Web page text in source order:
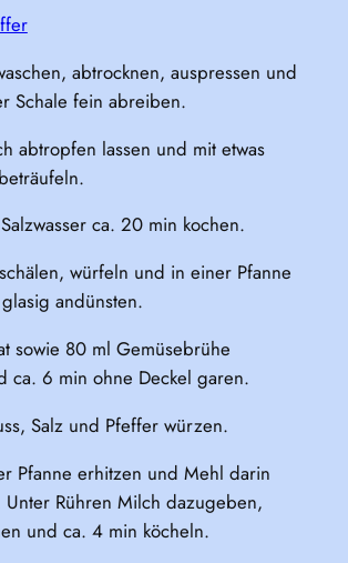
abtrocknen, auspressen und
Schale fein abreiben.
abtropfen lassen und mit etwas
ca. 20 min kochen.
würfeln und in einer Pfanne
andünsten.
sowie 80 ml Gemüsebrühe
ca. 6 min ohne Deckel garen.
Salz und Pfeffer würzen.
Pfanne erhitzen und Mehl darin
Unter Rühren Milch dazugeben,
und ca. 4 min köcheln.